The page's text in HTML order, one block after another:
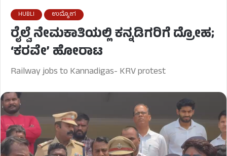
HUBLI ಉದ್ಯೋಗ
ರೈಲ್ವೆ ನೇಮಕಾತಿಯಲ್ಲಿ ಕನ್ನಡಿಗರಿಗೆ ದ್ರೋಹ;
‘ಕರವೇ’ ಹೋರಾಟ
Railway jobs to Kannadigas- KRV protest